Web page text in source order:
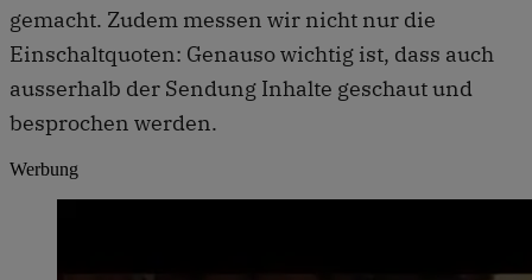
gemacht. Zudem messen wir nicht nur die
Einschaltquoten: Genauso wichtig ist, dass auch
ausserhalb der Sendung Inhalte geschaut und
besprochen werden.
Werbung